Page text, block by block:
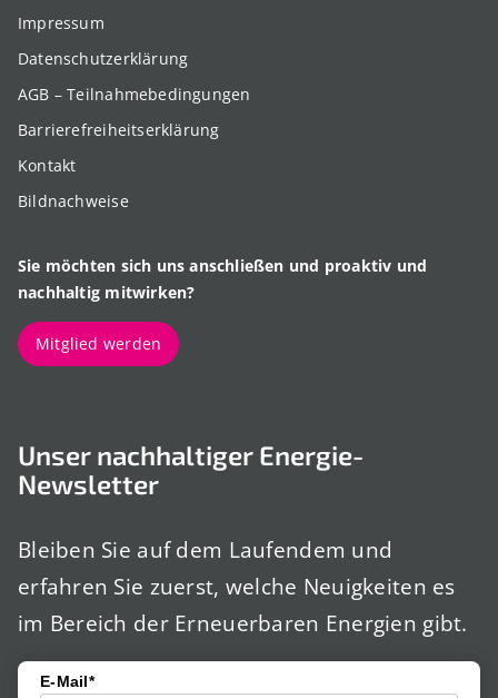
Impressum
Datenschutzerklärung
AGB – Teilnahmebedingungen
Barrierefreiheitserklärung
Kontakt
Bildnachweise
Sie möchten sich uns anschließen und proaktiv und
nachhaltig mitwirken?
Mitglied werden
Unser nachhaltiger Energie-
Newsletter
Bleiben Sie auf dem Laufendem und
erfahren Sie zuerst, welche Neuigkeiten es
im Bereich der Erneuerbaren Energien gibt.
E-Mail*